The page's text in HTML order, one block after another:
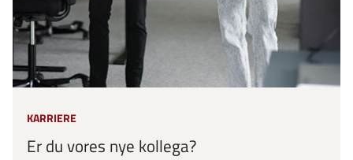
KARRIERE
Er du vores nye kollega?